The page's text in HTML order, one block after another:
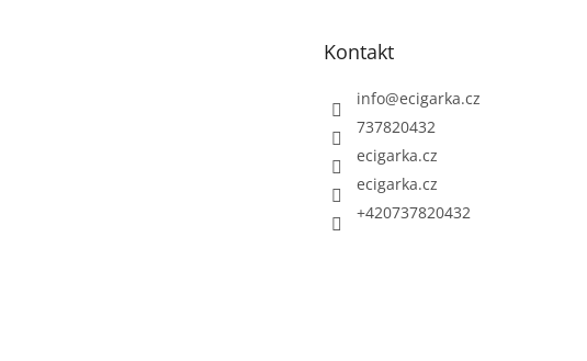
Kontakt
info@ecigarka.cz
737820432
ecigarka.cz
ecigarka.cz
+420737820432